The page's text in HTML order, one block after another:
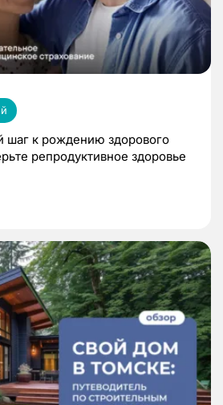
шаг к рождению здорового
репродуктивное здоровье